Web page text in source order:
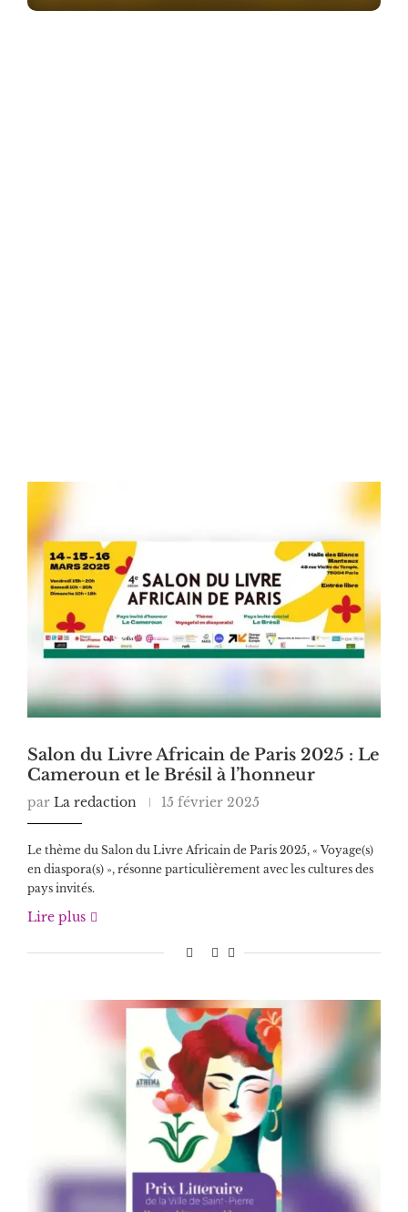
Salon du Livre Africain de Paris 2025 : Le
Cameroun et le Brésil à l’honneur
par La redaction 15 février 2025
Le thème du Salon du Livre Africain de Paris 2025, « Voyage(s)
en diaspora(s) », résonne particulièrement avec les cultures des
pays invités.
Lire plus